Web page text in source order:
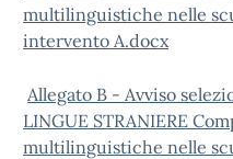
multilinguistiche nelle
intervento A.docx
Allegato B - Avviso
LINGUE STRANIERE
multilinguistiche nelle